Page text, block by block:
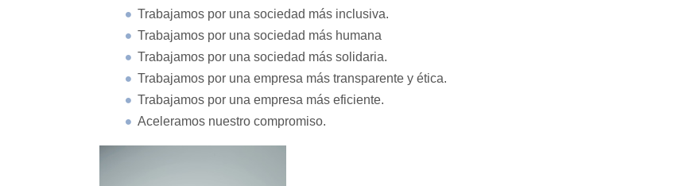
Trabajamos por una sociedad más inclusiva.
Trabajamos por una sociedad más humana
Trabajamos por una sociedad más solidaria.
Trabajamos por una empresa más transparente y ética.
Trabajamos por una empresa más eficiente.
Aceleramos nuestro compromiso.